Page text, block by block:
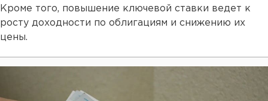
Кроме того, повышение ключевой ставки ведет к
росту доходности по облигациям и снижению их
цены.